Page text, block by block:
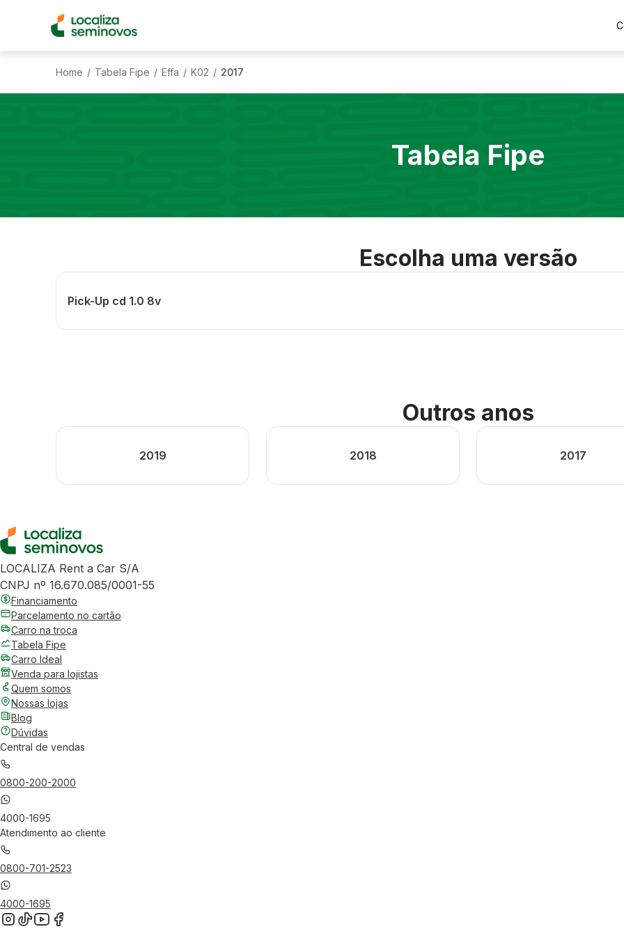
Home / Tabela Fipe / Effa / K02 / 2017
Tabela Fipe
Escolha uma versão
Pick-Up cd 1.0 8v
Outros anos
2019 2018 2017
LOCALIZA Rent a Car S/A
CNPJ nº 16.670.085/0001-55
Financiamento
Parcelamento no cartão
Carro na troca
Tabela Fipe
Carro Ideal
Venda para lojistas
Quem somos
Nossas lojas
Blog
Dúvidas
Central de vendas
0800-200-2000
4000-1695
Atendimento ao cliente
0800-701-2523
4000-1695